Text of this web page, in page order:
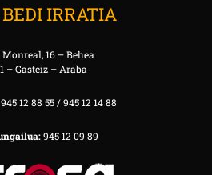
IRRATIA
16 – Behea
– Gasteiz – Araba
12 88 55 / 945 12 14 88
945 12 09 89